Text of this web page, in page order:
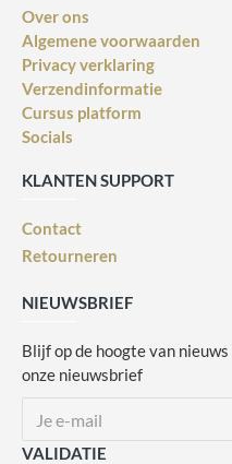
Over ons
Algemene voorwaarden
Privacy verklaring
Verzendinformatie
Cursus platform
Socials
KLANTEN SUPPORT
Contact
Retourneren
NIEUWSBRIEF
Blijf op de hoogte van
onze nieuwsbrief
VALIDATIE